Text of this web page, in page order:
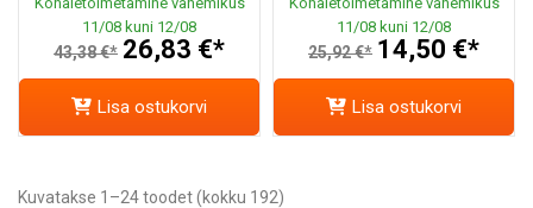
11/08 kuni 12/08
43,38 €* 26,83 €*
Lisa ostukorvi
11/08 kuni 12/08
25,92 €* 14,50 €*
Lisa ostukorvi
Kuvatakse 1–24 toodet (kokku 192)